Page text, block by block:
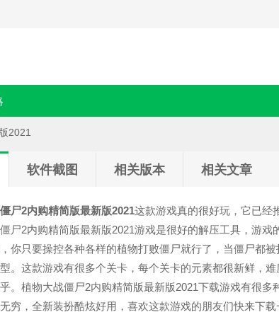
2021
软件截图 相关版本 相关文章
尸2内购精简版最新版2021这款游戏真的很好玩，它已经
尸2内购精简版最新版2021游戏是很好的解压工具，游
你只要操控各种各样的植物打败僵尸就行了，当僵尸都
。这款游戏有很多个关卡，每个关卡的元素都很新鲜，
。植物大战僵尸2内购精简版最新版2021下载游戏有很
穷，全新装扮酷炫好用，喜欢这款游戏的朋友们快来下